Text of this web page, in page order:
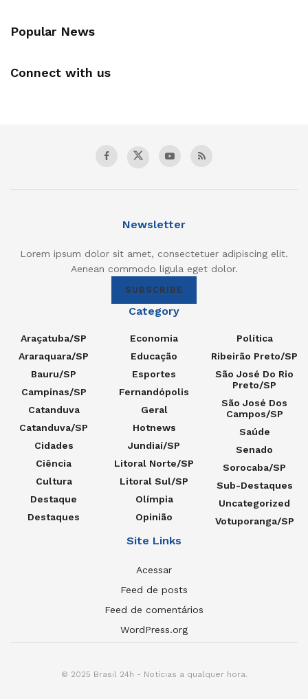
Popular News
Connect with us
Newsletter
Lorem ipsum dolor sit amet, consectetuer adipiscing elit.
Aenean commodo ligula eget dolor.
SUBSCRIBE
Category
Araçatuba/SP
Araraquara/SP
Bauru/SP
Campinas/SP
Catanduva
Catanduva/SP
Cidades
Ciência
Cultura
Destaque
Destaques
Economia
Educação
Esportes
Fernandópolis
Geral
Hotnews
Jundiaí/SP
Litoral Norte/SP
Litoral Sul/SP
Olímpia
Opinião
Política
Ribeirão Preto/SP
São José Do Rio
Preto/SP
São José Dos
Campos/SP
Saúde
Senado
Sorocaba/SP
Sub-Destaques
Uncategorized
Votuporanga/SP
Site Links
Acessar
Feed de posts
Feed de comentários
WordPress.org
© 2025 Brasil 24h - Notícias a qualquer hora.